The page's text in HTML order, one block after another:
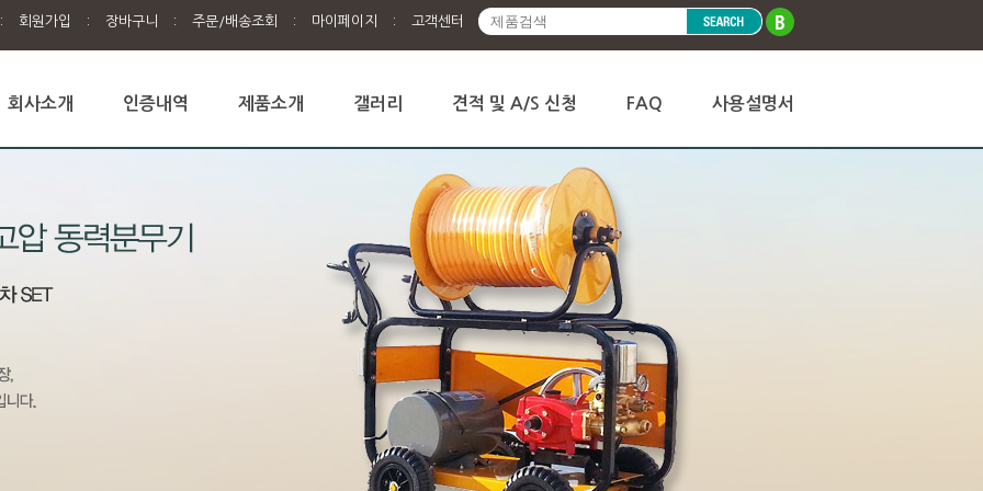
: 회원가입 : 장바구니 : 주문/배송조회 : 마이페이지 : 고객센터
회사소개 인증내역 제품소개 갤러리 견적 및 A/S 신청 FAQ 사용설명서